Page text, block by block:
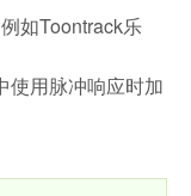
如Toontrack乐
使用脉冲响应时加